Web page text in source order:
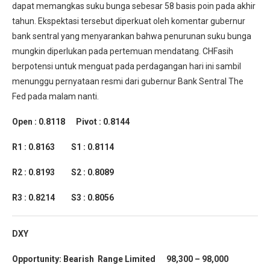
dapat memangkas suku bunga sebesar 58 basis poin pada akhir
tahun. Ekspektasi tersebut diperkuat oleh komentar gubernur
bank sentral yang menyarankan bahwa penurunan suku bunga
mungkin diperlukan pada pertemuan mendatang. CHFasih
berpotensi untuk menguat pada perdagangan hari ini sambil
menunggu pernyataan resmi dari gubernur Bank Sentral The
Fed pada malam nanti.
Open : 0.8118 Pivot : 0.8144
R1 : 0.8163 S1 : 0.8114
R2 : 0.8193 S2 : 0.8089
R3 : 0.8214 S3 : 0.8056
DXY
Opportunity: Bearish Range Limited 98,300 – 98,000